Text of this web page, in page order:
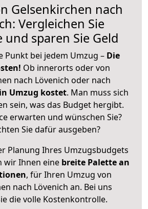
Gelsenkirchen nach
Vergleichen Sie
und sparen Sie Geld
Punkt bei jedem Umzug – Die
Ob innerorts oder von
nach Lövenich oder nach
Umzug kostet. Man muss sich
sein, was das Budget hergibt.
erwarten und wünschen Sie?
Sie dafür ausgeben?
Planung Ihres Umzugsbudgets
wir Ihnen eine breite Palette an
, für Ihren Umzug von
nach Lövenich an. Bei uns
die volle Kostenkontrolle.